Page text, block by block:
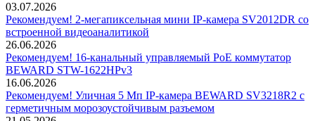
03.07.2026
Рекомендуем! 2-мегапиксельная мини IP-камера SV2012DR со
встроенной видеоаналитикой
26.06.2026
Рекомендуем! 16-канальный управляемый PoE коммутатор
BEWARD STW-1622HPv3
16.06.2026
Рекомендуем! Уличная 5 Мп IP-камера BEWARD SV3218R2 с
герметичным морозоустойчивым разъемом